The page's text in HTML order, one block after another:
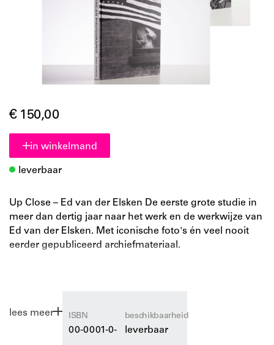
€ 150,00
in winkelmand
leverbaar
Up Close – Ed van der Elsken De eerste grote studie in
meer dan dertig jaar naar het werk en de werkwijze van
Ed van der Elsken. Met iconische foto's én veel nooit
eerder gepubliceerd archiefmateriaal.
fotografie de Amerikaanse samenleving heeft
lees meer ISBN
00-0001-0-
beschikbaarheid
leverbaar